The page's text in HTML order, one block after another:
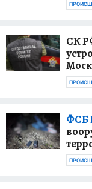
СК
ФСБ